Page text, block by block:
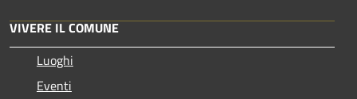
VIVERE IL COMUNE
Luoghi
Eventi